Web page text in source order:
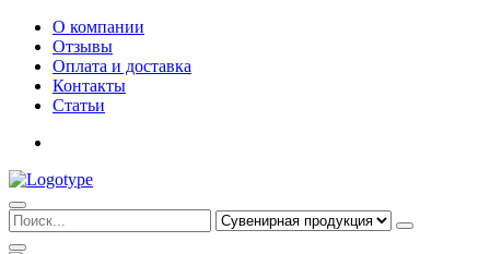
О компании
Отзывы
Оплата и доставка
Контакты
Статьи